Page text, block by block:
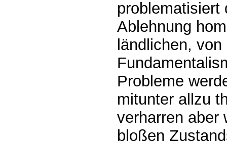
problematisiert
Ablehnung
ländlichen,
Probleme
mitunter allzu
verharren aber
bloßen